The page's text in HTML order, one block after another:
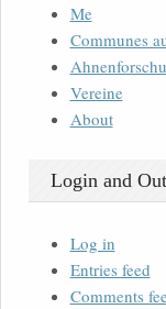
Me
Communes
Vereine
About
Login and Out
Log in
Entries feed
Comments